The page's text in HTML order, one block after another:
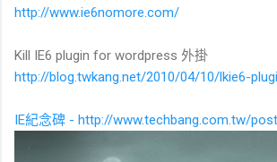
http://www.ie6nomore.com/
Kill IE6 plugin for wordpress 外掛
http://blog.twkang.net/2010/04/10/lkie6-
IE紀念碑 - http://www.techbang.com.tw/